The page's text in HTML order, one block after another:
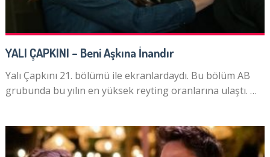
YALI ÇAPKINI – Beni Aşkına İnandır
Yalı Çapkını 21. bölümü ile ekranlardaydı. Bu bölüm AB
grubunda bu yılın en yüksek reyting oranlarına ulaştı. …